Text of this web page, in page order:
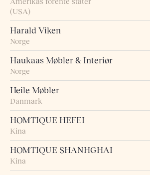
(USA)
Harald Viken
Norge
Haukaas Møbler & Interiør
Norge
Heile Møbler
Danmark
HOMTIQUE HEFEI
Kina
HOMTIQUE SHANHGHAI
Kina